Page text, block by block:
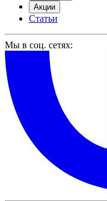
Акции
Статьи
Мы в соц. сетях: